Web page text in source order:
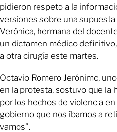
pidieron respeto a la
versiones sobre una
Verónica, hermana del
un dictamen médico
a otra cirugía este martes.
Octavio Romero Jerónimo,
en la protesta, sostuvo que la
por los hechos de violencia en
gobierno que nos íbamos a
vamos”.